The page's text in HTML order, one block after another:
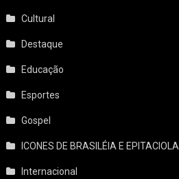
Cultural
Destaque
Educação
Esportes
Gospel
ICONES DE BRASILÉIA E
Internacional